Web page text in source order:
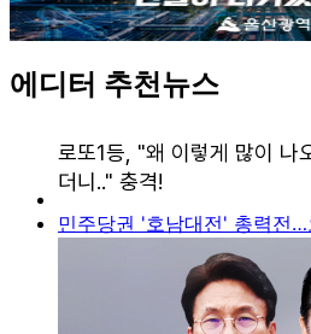
에디터 추천뉴스
민주당권 '호남대전' 총력전…